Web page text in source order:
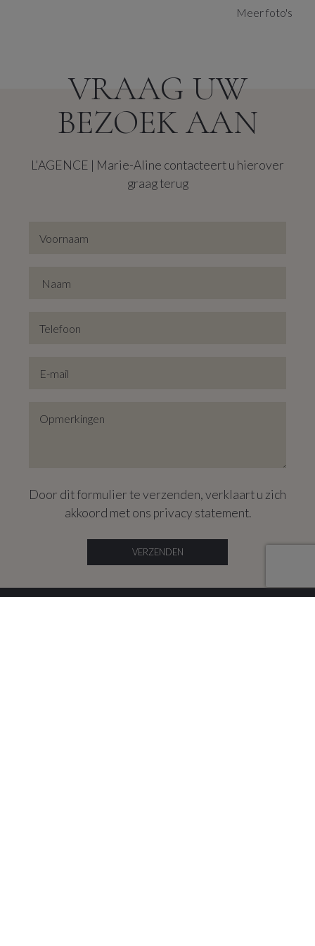
Nuttige info: EPC-score dateert van voor de
renovatiewerken (!) Er is nieuwe dubbele beglazing
voorzien en er wordt een warmtepomp (op lucht)
geplaatst, hierdoor zal de EPC-score erg verbeteren.
Meer foto's
VRAAG UW
BEZOEK AAN
L'AGENCE | Marie-Aline contacteert u hierover
graag terug
Door dit formulier te verzenden, verklaart u zich
akkoord met ons privacy statement.
VERZENDEN